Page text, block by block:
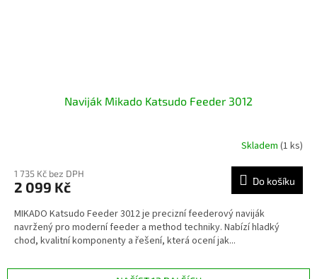
Naviják Mikado Katsudo Feeder 3012
Skladem (1 ks)
1 735 Kč bez DPH
2 099 Kč Do košíku
MIKADO Katsudo Feeder 3012 je precizní feederový naviják
navržený pro moderní feeder a method techniky. Nabízí hladký
chod, kvalitní komponenty a řešení, která ocení jak...